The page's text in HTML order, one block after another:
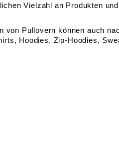
Vielzahl an Produkten
Pullovern können auch
Hoodies, Zip-Hoodies,